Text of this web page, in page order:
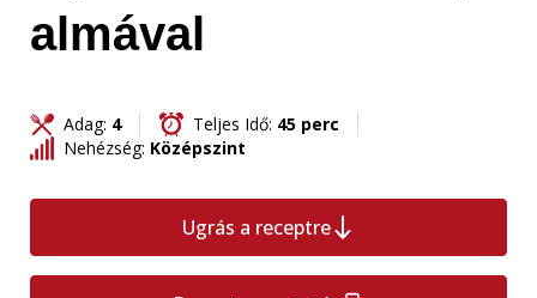
almával
Adag: 4 Teljes Idő: 45 perc
Nehézség: Középszint
Ugrás a receptre